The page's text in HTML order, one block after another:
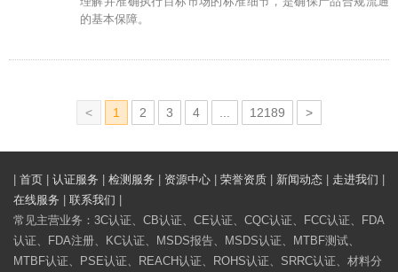
的基本保障。
1 2 3 4
12189
首页 认证服务 检测服务 资源中心 荣誉资质 新闻动态 走进我们
在线服务
联系我们
常见主营业务：3C认证、CB认证、CE认证、CQC认证、FCC认证、FDA
认证、FDA注册、KC认证、MSDS报告、MSDS认证、MTBF测试、
MTBF认证、PSE认证、REACH认证、ROHS认证、SRRC认证、材料分